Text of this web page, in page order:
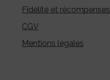
Fidélité et récompenses
CGV
Mentions légales